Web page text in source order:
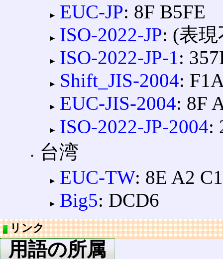
EUC-JP: 8F B5FE
ISO-2022-JP: (表
ISO-2022-JP-1:
Shift_JIS-2004:
EUC-JIS-2004: 8F
ISO-2022-JP-2004:
台湾
EUC-TW: 8E A2
Big5: DCD6
リンク
用語の所属